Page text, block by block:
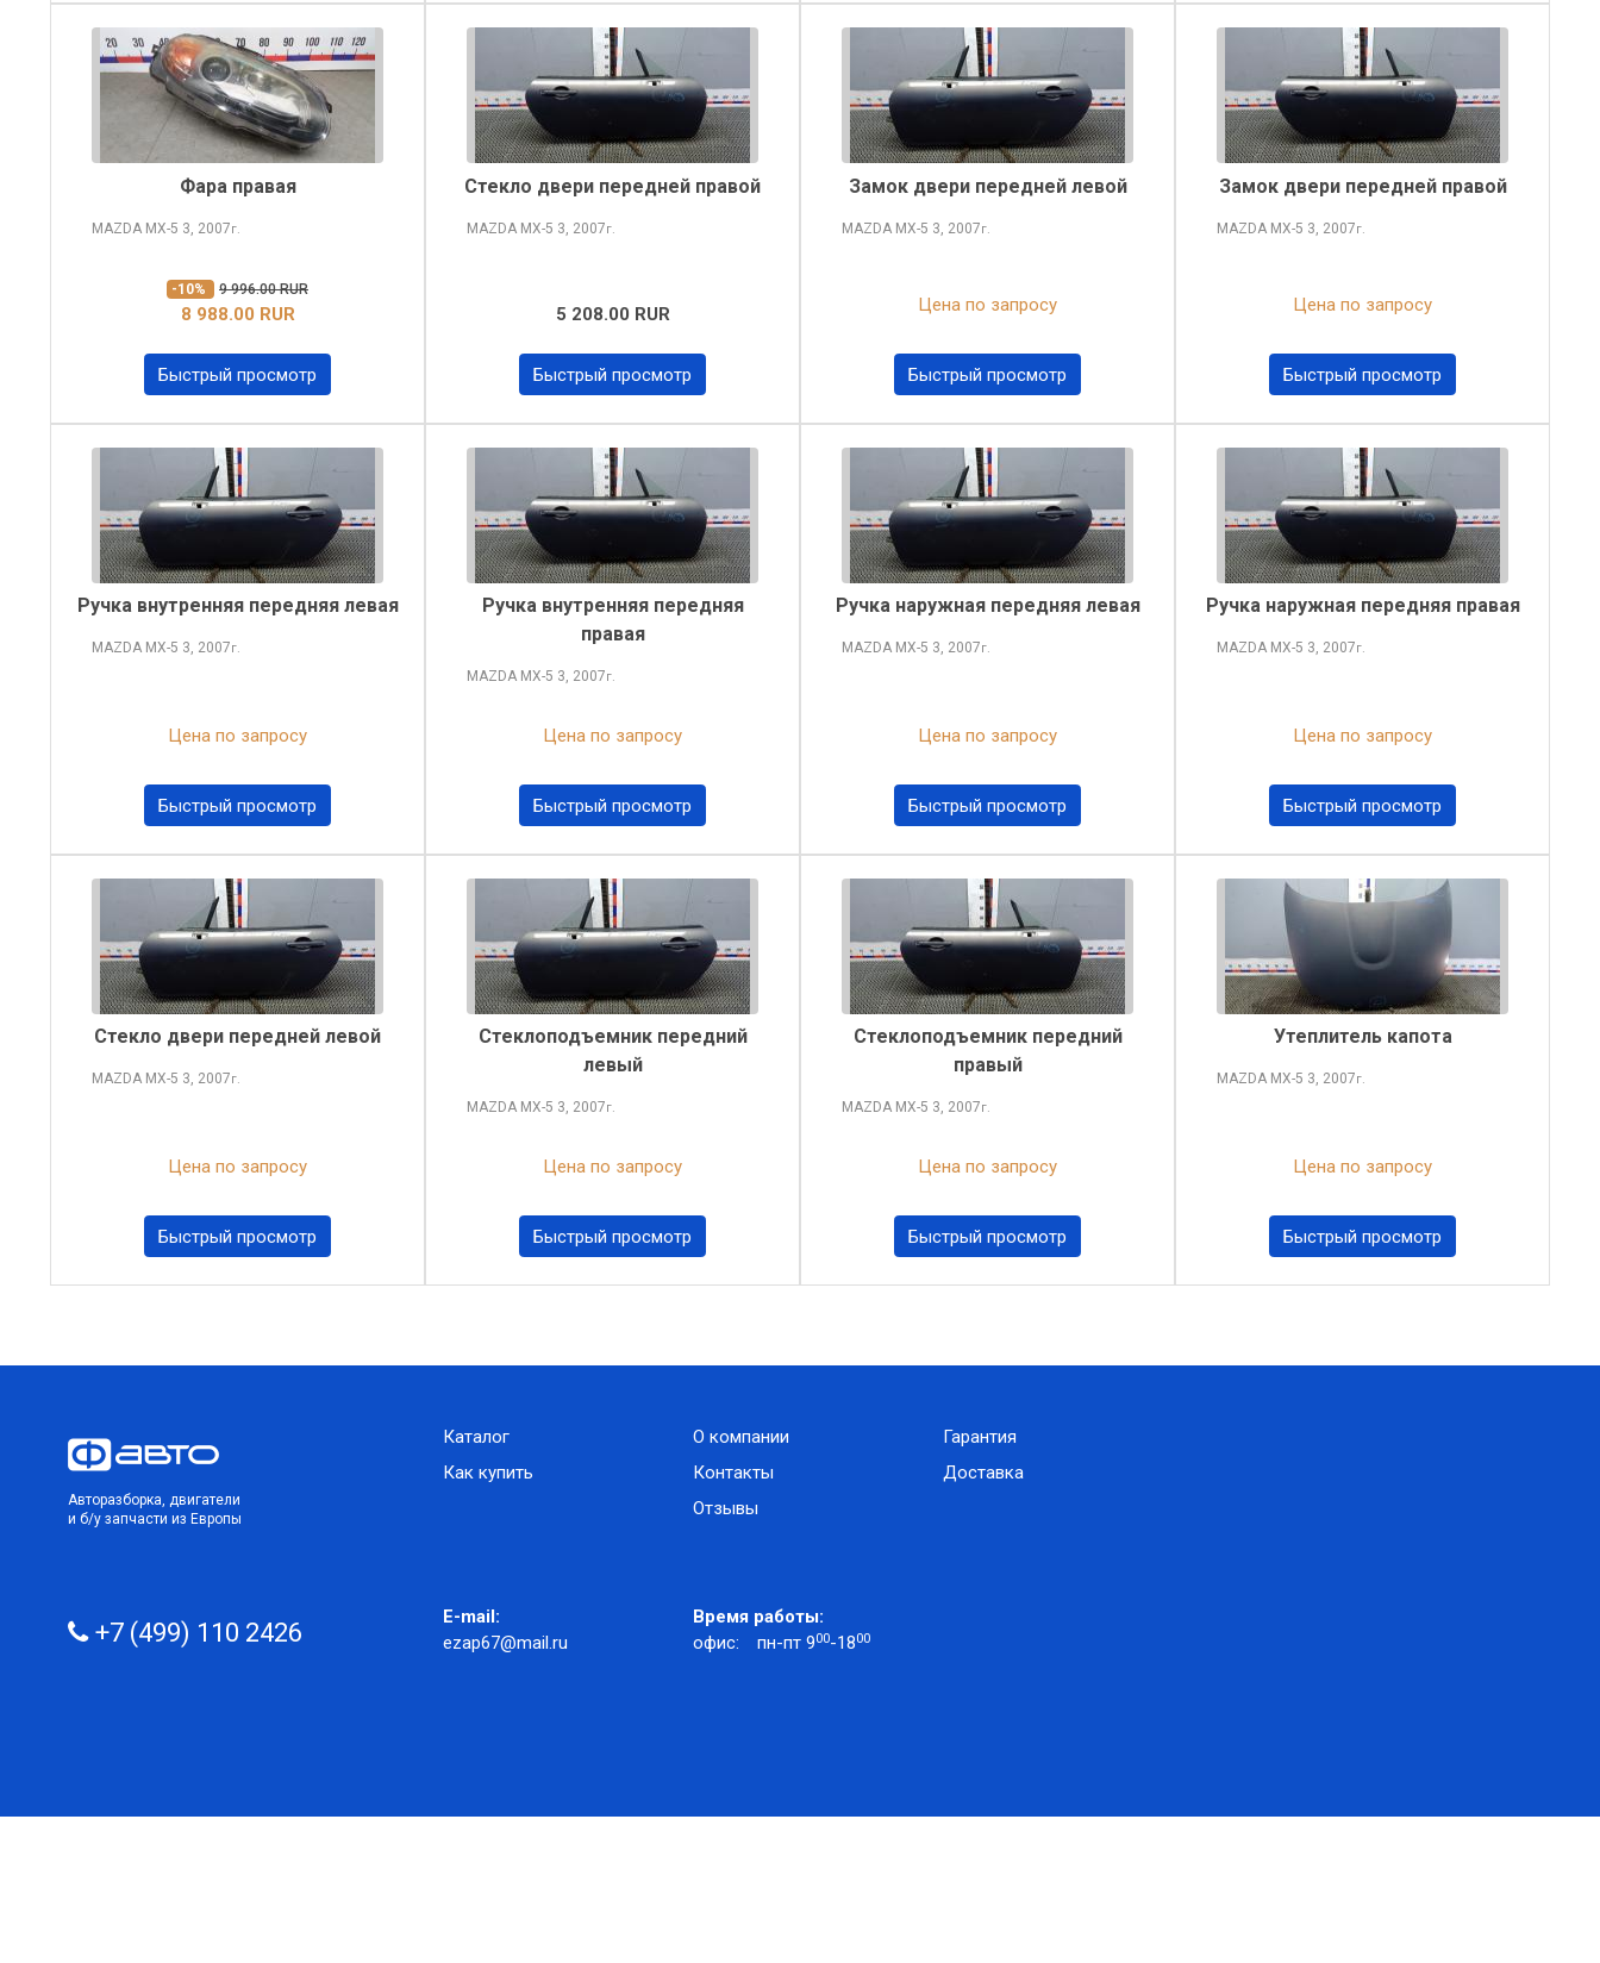
Фара правая
MAZDA MX-5 3, 2007г.
-10% 9 996.00 RUR
8 988.00 RUR
Быстрый просмотр
Стекло двери передней правой
MAZDA MX-5 3, 2007г.
5 208.00 RUR
Быстрый просмотр
Замок двери передней левой
MAZDA MX-5 3, 2007г.
Цена по запросу
Быстрый просмотр
Замок двери передней правой
MAZDA MX-5 3, 2007г.
Цена по запросу
Быстрый просмотр
Ручка внутренняя передняя левая
MAZDA MX-5 3, 2007г.
Цена по запросу
Быстрый просмотр
Ручка внутренняя передняя
правая
MAZDA MX-5 3, 2007г.
Цена по запросу
Быстрый просмотр
Ручка наружная передняя левая
MAZDA MX-5 3, 2007г.
Цена по запросу
Быстрый просмотр
Ручка наружная передняя правая
MAZDA MX-5 3, 2007г.
Цена по запросу
Быстрый просмотр
Стекло двери передней левой
MAZDA MX-5 3, 2007г.
Цена по запросу
Быстрый просмотр
Стеклоподъемник передний
левый
MAZDA MX-5 3, 2007г.
Цена по запросу
Быстрый просмотр
Стеклоподъемник передний
правый
MAZDA MX-5 3, 2007г.
Цена по запросу
Быстрый просмотр
Утеплитель капота
MAZDA MX-5 3, 2007г.
Цена по запросу
Быстрый просмотр
Авторазборка, двигатели
и б/у запчасти из Европы
Каталог
Как купить
О компании
Контакты
Отзывы
Гарантия
Доставка
+7 (499) 110 2426
E-mail:
ezap67@mail.ru
Время работы:
офис:
пн-пт 900-1800